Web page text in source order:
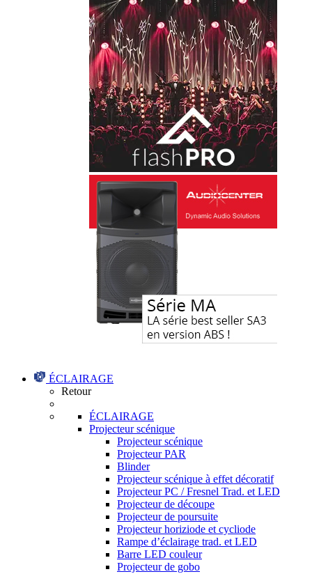
ÉCLAIRAGE
Retour
ÉCLAIRAGE
Projecteur scénique
Projecteur scénique
Projecteur PAR
Blinder
Projecteur scénique à effet décoratif
Projecteur PC / Fresnel Trad. et LED
Projecteur de découpe
Projecteur de poursuite
Projecteur horiziode et cycliode
Rampe d’éclairage trad. et LED
Barre LED couleur
Projecteur de gobo